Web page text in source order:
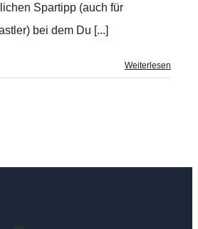
Spartipp (auch für
bei dem Du [...]
Weiterlesen